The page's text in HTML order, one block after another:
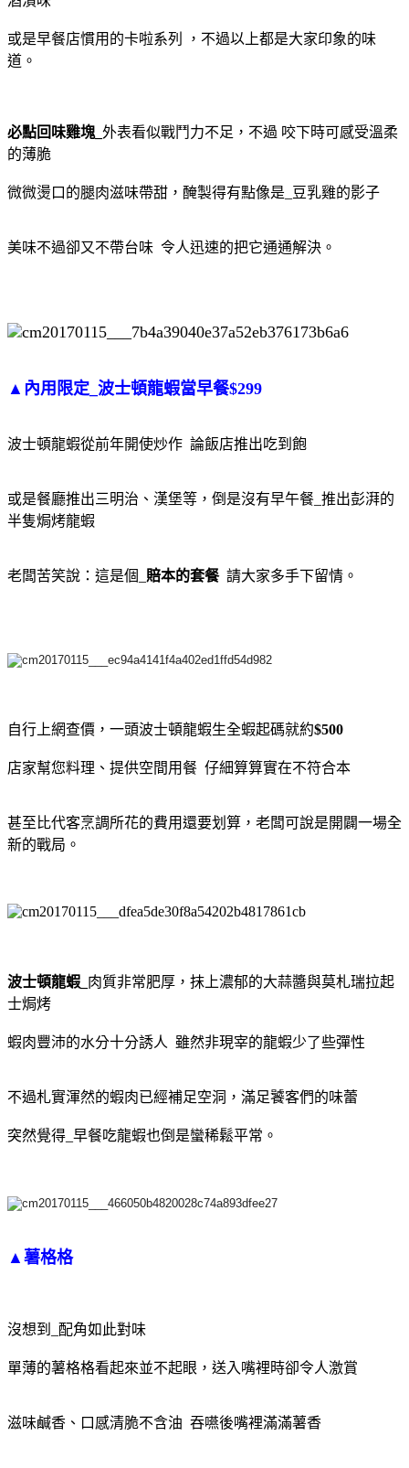
或是早餐店慣用的卡啦系列 ，不過以上都是大家印象的味
道。
必點回味雞塊_ 外表看似戰鬥力不足，不過 咬下時可感受溫柔
的薄脆
微微燙口的腿肉滋味帶甜，醃製得有點像是_豆乳雞的影子
美味不過卻又不帶台味 令人迅速的把它通通解決。
▲內用限定_波士頓龍蝦當早餐$299
波士頓龍蝦從前年開使炒作 論飯店推出吃到飽
或是餐廳推出三明治、漢堡等，倒是沒有早午餐_推出彭湃的
半隻焗烤龍蝦
老闆苦笑說：這是個_ 賠本的套餐請大家多手下留情。
自行上網查價，一頭波士頓龍蝦生全蝦起碼就約$500
店家幫您料理、提供空間用餐 仔細算算實在不符合本
甚至比代客烹調所花的費用還要划算，老闆可說是開闢一場全
新的戰局。
波士頓龍蝦_ 肉質非常肥厚，抹上濃郁的大蒜醬與莫札瑞拉起
士焗烤
蝦肉豐沛的水分十分誘人 雖然非現宰的龍蝦少了些彈性
不過札實渾然的蝦肉已經補足空洞，滿足饕客們的味蕾
突然覺得_早餐吃龍蝦也倒是蠻稀鬆平常。
▲薯格格
沒想到_配角如此對味
單薄的薯格格看起來並不起眼，送入嘴裡時卻令人激賞
滋味鹹香、口感清脆不含油 吞嚥後嘴裡滿滿薯香